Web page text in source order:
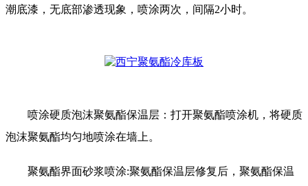
潮底漆，无底部渗透现象，喷涂两次，间隔2小时。
喷涂硬质泡沫聚氨酯保温层：打开聚氨酯喷涂机，将硬质
泡沫聚氨酯均匀地喷涂在墙上。
聚氨酯界面砂浆喷涂:聚氨酯保温层修复后，聚氨酯保温